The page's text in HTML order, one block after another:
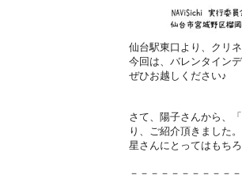
仙台駅東口より、クリ
今回は、バレンタイン
ぜひお越しください♪
さて、陽子さんから、
り、ご紹介頂きました。
星さんにとってはもち
－－－－－－－－－－